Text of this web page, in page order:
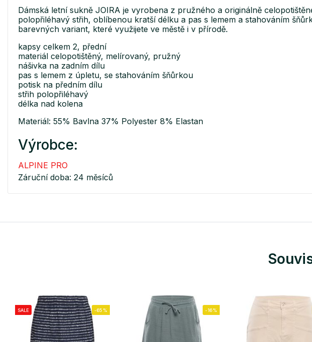
Dámská letní sukně JOIRA je vyrobena z pružného a originálně
polopřiléhavý střih, oblíbenou kratší délku a pas s lemem a stahováním
barevných variant, které využijete ve městě i v přírodě.
kapsy celkem 2, přední
materiál celopotištěný, melírovaný, pružný
nášivka na zadním dílu
pas s lemem z úpletu, se stahováním šňůrkou
potisk na předním dílu
střih polopřiléhavý
délka nad kolena
Materiál: 55% Bavlna 37% Polyester 8% Elastan
Výrobce:
ALPINE PRO
Záruční doba: 24 měsíců
SALE -65% -16%